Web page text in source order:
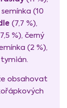
(10
(7,7 %),
%), černý
(2 %),
tymián.
obsahovat